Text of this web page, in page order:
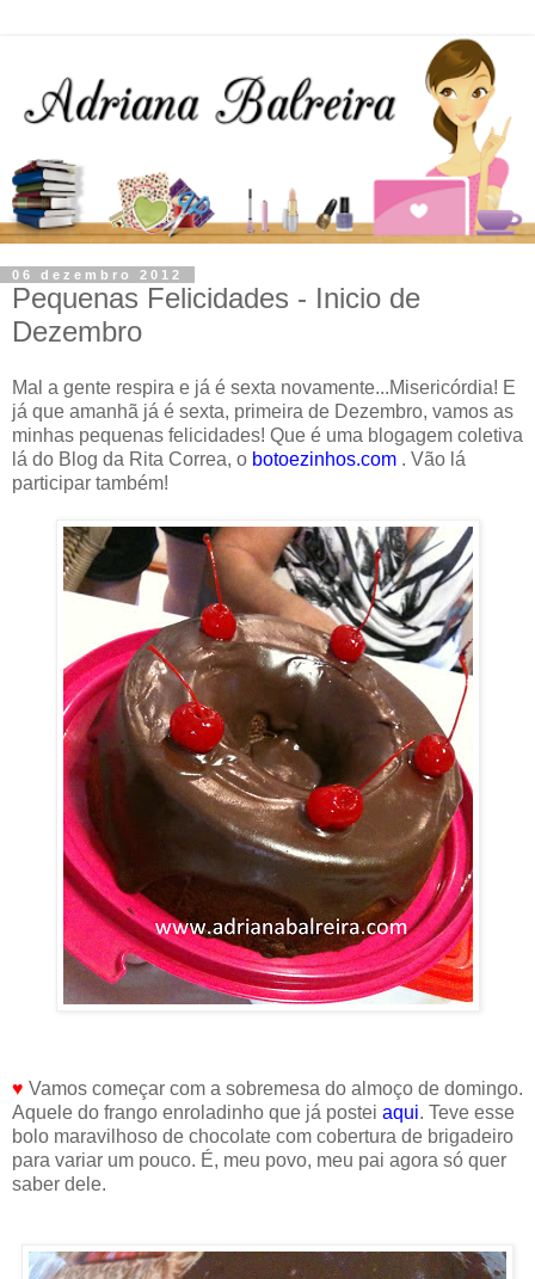
06 dezembro 2012
Pequenas Felicidades - Inicio de
Dezembro
Mal a gente respira e já é sexta novamente...Misericórdia! E
já que amanhã já é sexta, primeira de Dezembro, vamos as
minhas pequenas felicidades! Que é uma blogagem coletiva
lá do Blog da Rita Correa, o botoezinhos.com . Vão lá
participar também!
♥ Vamos começar com a sobremesa do almoço de domingo.
Aquele do frango enroladinho que já postei aqui. Teve esse
bolo maravilhoso de chocolate com cobertura de brigadeiro
para variar um pouco. É, meu povo, meu pai agora só quer
saber dele.